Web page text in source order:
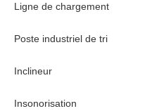
Ligne de chargement
Poste industriel de tri
Inclineur
Insonorisation